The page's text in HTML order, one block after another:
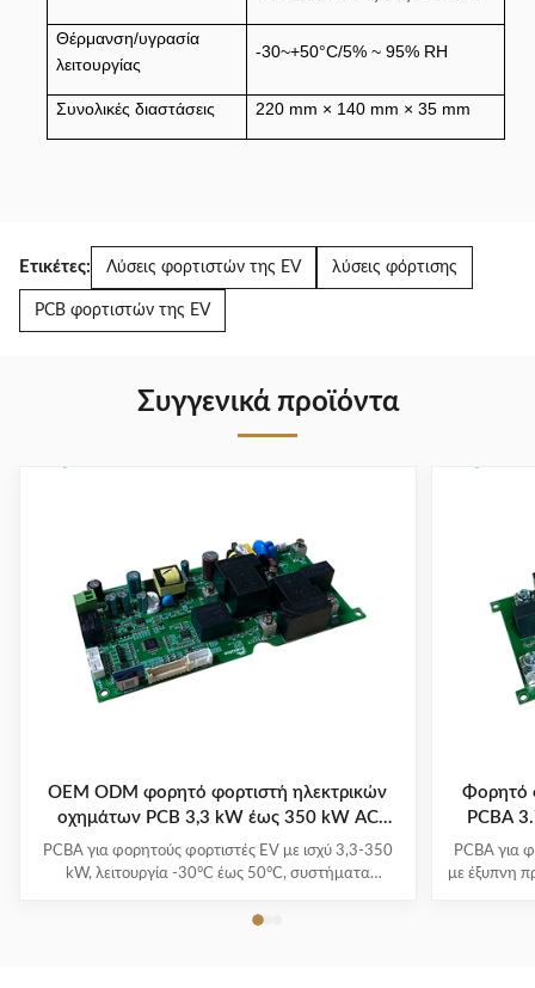
Θέρμανση/υγρασία
λειτουργίας
-30~+50°C/5% ~ 95% RH
Συνολικές διαστάσεις 220 mm × 140 mm × 35 mm
Ετικέτες: Λύσεις φορτιστών της EV λύσεις φόρτισης
PCB φορτιστών της EV
Συγγενικά προϊόντα
OEM ODM φορητό φορτιστή ηλεκτρικών
οχημάτων PCB 3,3 kW έως 350 kW AC
220V/380V
PCBA για φορητούς φορτιστές EV με ισχύ 3,3-350
kW, λειτουργία -30°C έως 50°C, συστήματα
Υποστηρίζει όλα τα μεγάλα μοντέλα EV με ευκολία
Φορητό
PCBA
PCBA για
με έξυπνη